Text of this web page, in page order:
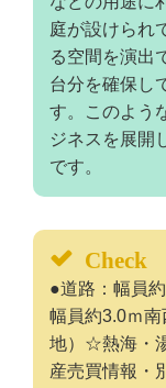
庭が設けられ
る空間を演出
台分を確保し
す。このよう
ジネスを展開
です。
Check
●道路：幅員
幅員約3.0ｍ
地）☆熱海・
産売買情報・